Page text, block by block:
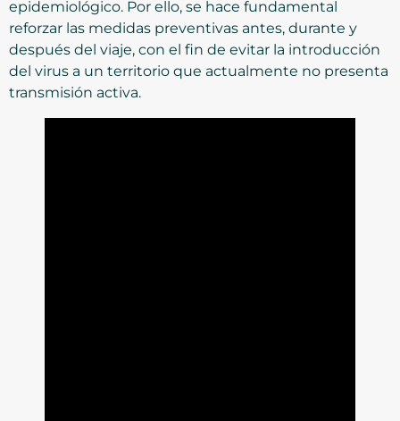
epidemiológico. Por ello, se hace fundamental
reforzar las medidas preventivas antes, durante y
después del viaje, con el fin de evitar la introducción
del virus a un territorio que actualmente no presenta
transmisión activa.